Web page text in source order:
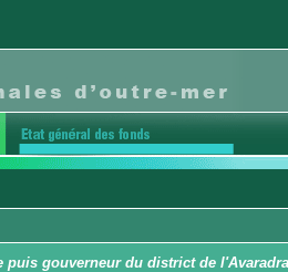
puis gouverneur du district de